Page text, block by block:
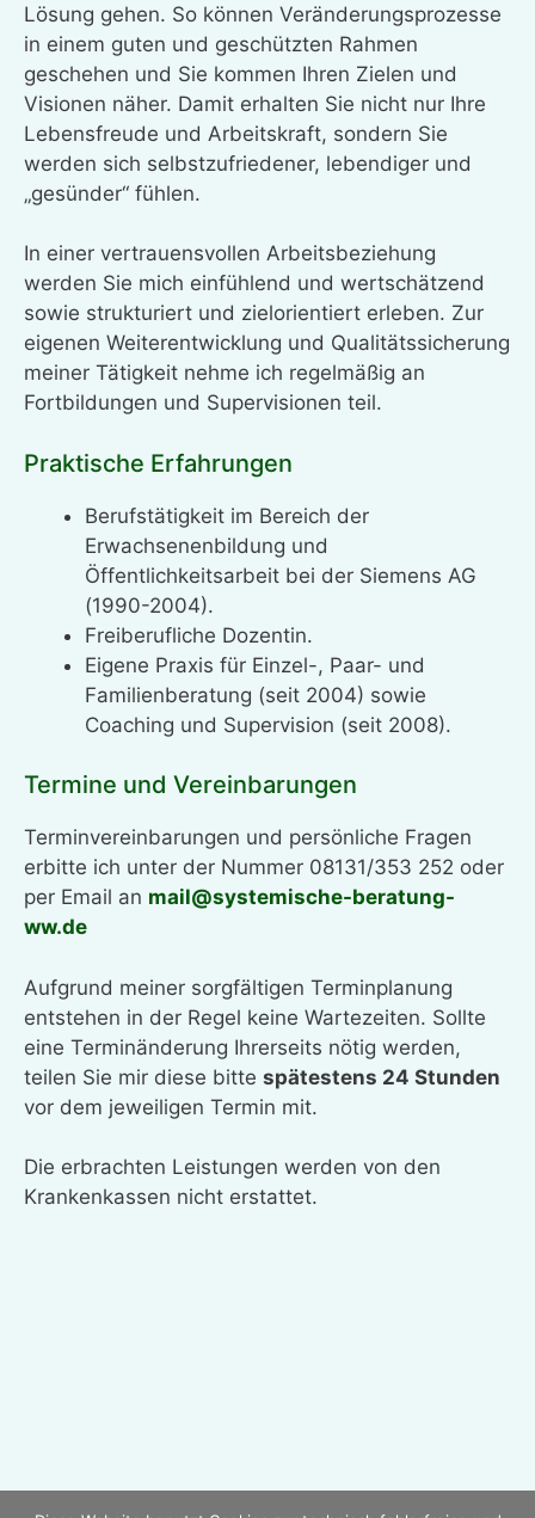
Lösung gehen. So können Veränderungsprozesse
in einem guten und geschützten Rahmen
geschehen und Sie kommen Ihren Zielen und
Visionen näher. Damit erhalten Sie nicht nur Ihre
Lebensfreude und Arbeitskraft, sondern Sie
werden sich selbstzufriedener, lebendiger und
„gesünder“ fühlen.
In einer vertrauensvollen Arbeitsbeziehung
werden Sie mich einfühlend und wertschätzend
sowie strukturiert und zielorientiert erleben. Zur
eigenen Weiterentwicklung und Qualitätssicherung
meiner Tätigkeit nehme ich regelmäßig an
Fortbildungen und Supervisionen teil.
Praktische Erfahrungen
Berufstätigkeit im Bereich der
Erwachsenenbildung und
Öffentlichkeitsarbeit bei der Siemens AG
(1990-2004).
Freiberufliche Dozentin.
Eigene Praxis für Einzel-, Paar- und
Familienberatung (seit 2004) sowie
Coaching und Supervision (seit 2008).
Termine und Vereinbarungen
Terminvereinbarungen und persönliche Fragen
erbitte ich unter der Nummer 08131/353 252 oder
per Email an mail@systemische-beratung-
ww.de
Aufgrund meiner sorgfältigen Terminplanung
entstehen in der Regel keine Wartezeiten. Sollte
eine Terminänderung Ihrerseits nötig werden,
teilen Sie mir diese bitte spätestens 24 Stunden
vor dem jeweiligen Termin mit.
Die erbrachten Leistungen werden von den
Krankenkassen nicht erstattet.